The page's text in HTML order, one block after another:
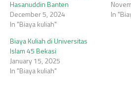
Hasanuddin Banten
December 5, 2024
In "Biaya kuliah"
In
Biaya Kuliah di Universitas
Islam 45 Bekasi
January 15, 2025
In "Biaya kuliah"